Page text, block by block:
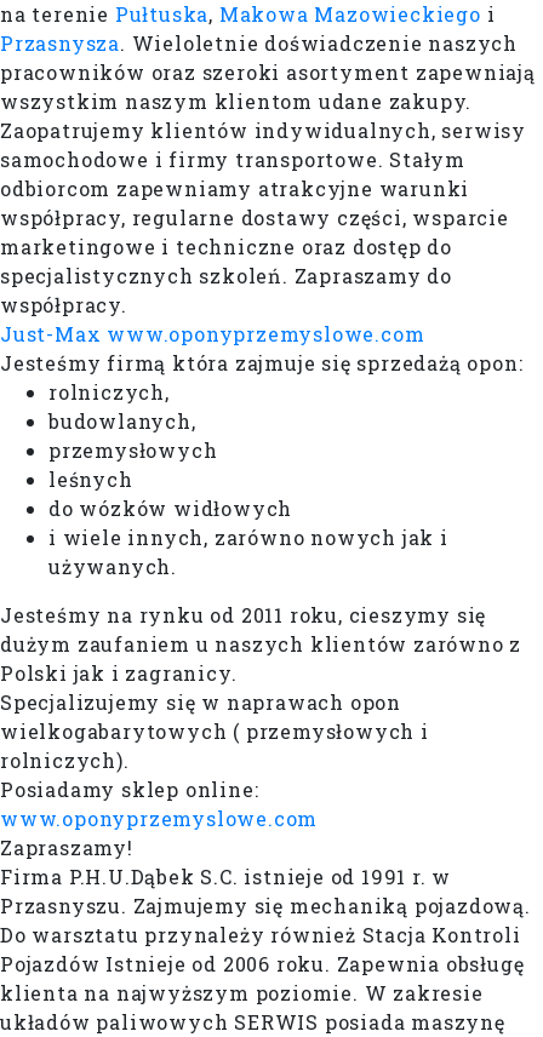
na terenie Pułtuska, Makowa Mazowieckiego i
Przasnysza. Wieloletnie doświadczenie naszych
pracowników oraz szeroki asortyment zapewniają
wszystkim naszym klientom udane zakupy.
Zaopatrujemy klientów indywidualnych, serwisy
samochodowe i firmy transportowe. Stałym
odbiorcom zapewniamy atrakcyjne warunki
współpracy, regularne dostawy części, wsparcie
marketingowe i techniczne oraz dostęp do
specjalistycznych szkoleń. Zapraszamy do
współpracy.
Just-Max www.oponyprzemyslowe.com
Jesteśmy firmą która zajmuje się sprzedażą opon:
rolniczych,
budowlanych,
przemysłowych
leśnych
do wózków widłowych
i wiele innych, zarówno nowych jak i
używanych.
Jesteśmy na rynku od 2011 roku, cieszymy się
dużym zaufaniem u naszych klientów zarówno z
Polski jak i zagranicy.
Specjalizujemy się w naprawach opon
wielkogabarytowych ( przemysłowych i
rolniczych).
Posiadamy sklep online:
www.oponyprzemyslowe.com
Zapraszamy!
Firma P.H.U.Dąbek S.C. istnieje od 1991 r. w
Przasnyszu. Zajmujemy się mechaniką pojazdową.
Do warsztatu przynależy również Stacja Kontroli
Pojazdów Istnieje od 2006 roku. Zapewnia obsługę
klienta na najwyższym poziomie. W zakresie
układów paliwowych SERWIS posiada maszynę